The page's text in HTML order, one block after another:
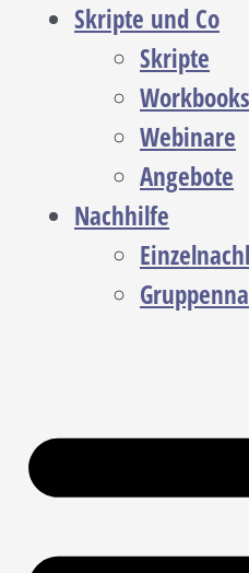
Skripte und Co
Skripte
Workbooks
Webinare
Angebote
Nachhilfe